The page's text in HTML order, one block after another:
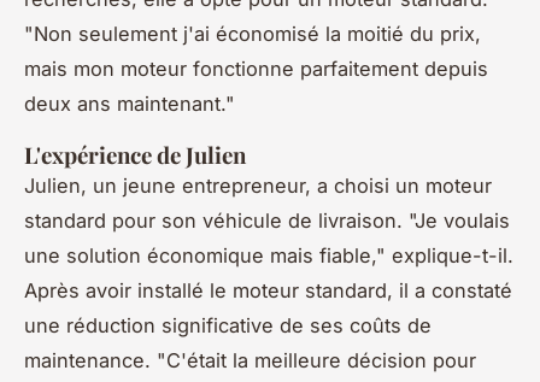
"Non seulement j'ai économisé la moitié du prix,
mais mon moteur fonctionne parfaitement depuis
deux ans maintenant."
L'expérience de Julien
Julien, un jeune entrepreneur, a choisi un moteur
standard pour son véhicule de livraison. "Je voulais
une solution économique mais fiable," explique-t-il.
Après avoir installé le moteur standard, il a constaté
une réduction significative de ses coûts de
maintenance. "C'était la meilleure décision pour